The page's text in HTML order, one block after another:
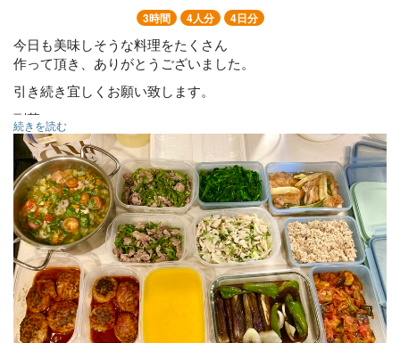
3時間 4人分 4日分
今日も美味しそうな料理をたくさん
作って頂き、ありがとうございました。
引き続き宜しくお願い致します。
副菜
ラタトゥイユ
ほうれん草ナムル
蓮根鶏そぼろ
カボチャのポタージュ
野菜の揚げ浸し
鶏ささみとカブの和風マリネ
主菜
鶏肉ミネストローネ
トマト煮込みハンバーグ
鶏もも肉のチャーシュー
豚肉チンジャオロース風
続きを読む